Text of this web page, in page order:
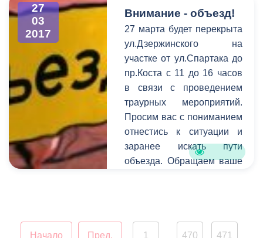
Ходова, и конечно же,
родители, педагоги,
друзья. Организатором
концерта выступило
Управление образования
АМС г. Владикавказа.
и Правительства
РСО-Алания
проводит выездную
встречу с жителями
г.Владикавказа
30 марта 2017 года
Управление Главы РСО-
Алания по вопросам
противодействия
коррупции,
государственной
Правительства РСО-
27
03
2017
Внимание - объезд!
27 марта будет перекрыта
ул.Дзержинского на
участке от ул.Спартака до
пр.Коста с 11 до 16 часов
в связи с проведением
траурных мероприятий.
Просим вас с пониманием
отнестись к ситуации и
заранее искать пути
объезда. Обращаем ваше
информацию о
планируемом перекрытии
Начало Пред.
1
470 471